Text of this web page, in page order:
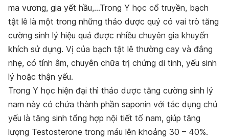
ma vương, gia yết hầu,…Trong Y học cổ truyền, bạch
tật lê là một trong những thảo dược quý có vai trò tăng
cường sinh lý hiệu quả được nhiều chuyên gia khuyến
khích sử dụng. Vị của bạch tật lê thường cay và đắng
nhẹ, có tính âm, chuyên chữa trị chứng di tinh, yếu sinh
lý hoặc thận yếu.
Trong Y học hiện đại thì thảo dược tăng cường sinh lý
nam này có chứa thành phần saponin với tác dụng chủ
yếu là tăng sinh tổng hợp nội tiết tố nam, giúp tăng
lượng Testosterone trong máu lên khoảng 30 – 40%.